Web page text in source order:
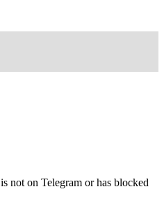
not on Telegram or has blocked